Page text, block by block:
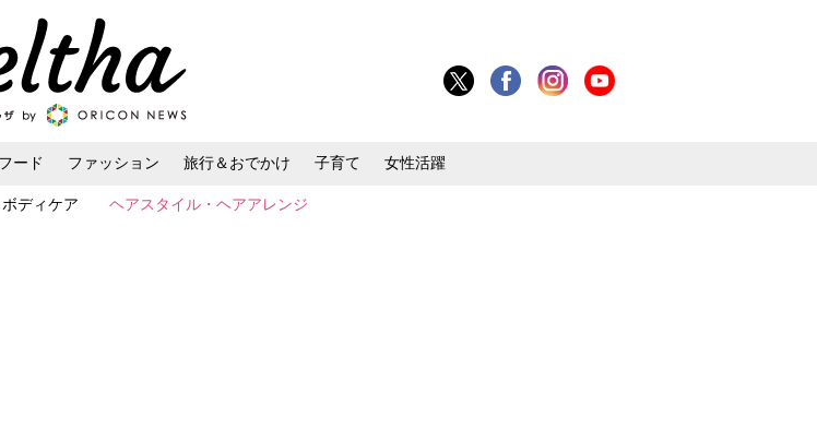
ディケア ヘアスタイル・ヘアアレンジ
フード ファッション 旅行＆おでかけ 子育て 女性活躍